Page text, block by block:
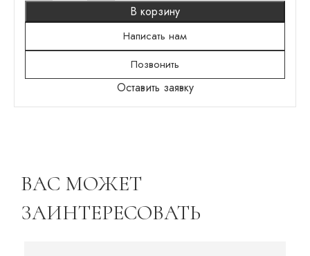
В корзину
Написать нам
Позвонить
Оставить заявку
ВАС МОЖЕТ
ЗАИНТЕРЕСОВАТЬ